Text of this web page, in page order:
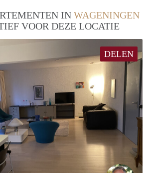
IN WAGENINGEN
VOOR DEZE LOCATIE
DELEN
Jelle